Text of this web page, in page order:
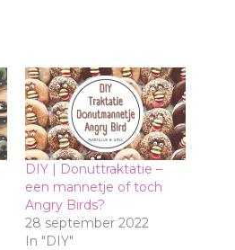
DIY | Donuttraktatie –
een mannetje of toch
Angry Birds?
28 september 2022
In "DIY"